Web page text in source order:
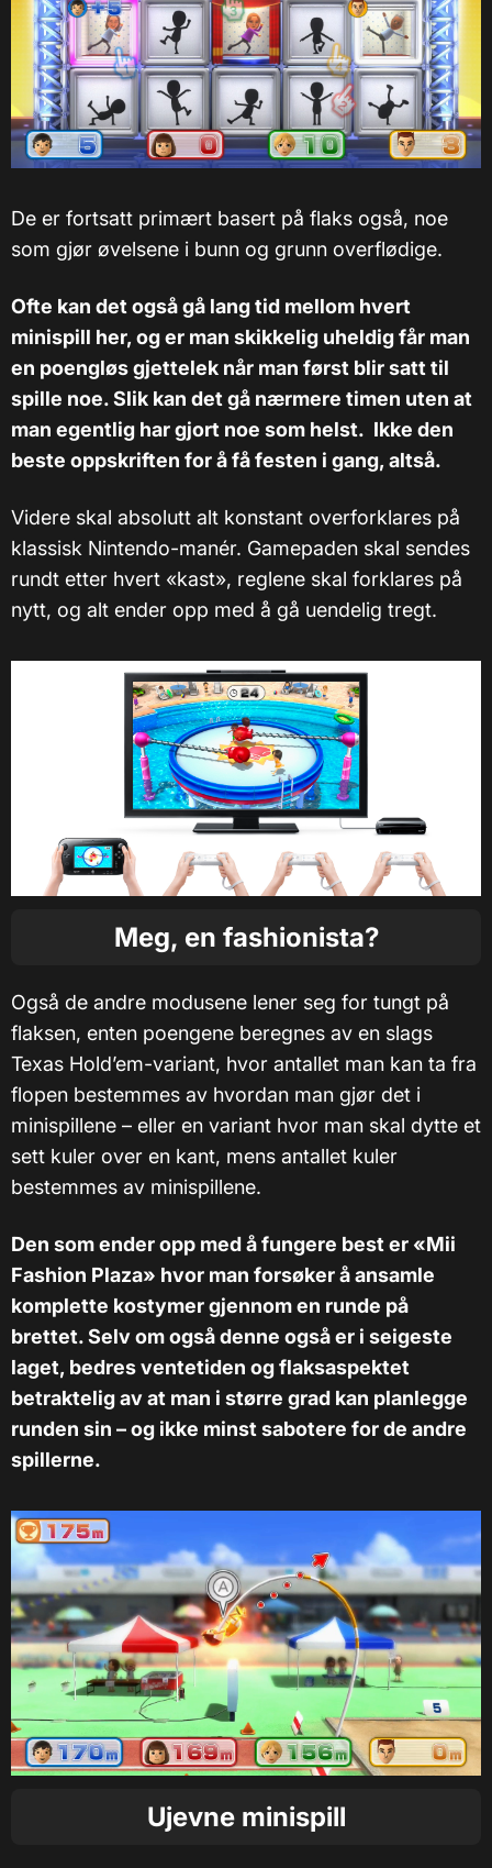
De er fortsatt primært basert på flaks også, noe
som gjør øvelsene i bunn og grunn overflødige.
Ofte kan det også gå lang tid mellom hvert
minispill her, og er man skikkelig uheldig får man
en poengløs gjettelek når man først blir satt til
spille noe. Slik kan det gå nærmere timen uten at
man egentlig har gjort noe som helst. Ikke den
beste oppskriften for å få festen i gang, altså.
Videre skal absolutt alt konstant overforklares på
klassisk Nintendo-manér. Gamepaden skal sendes
rundt etter hvert «kast», reglene skal forklares på
nytt, og alt ender opp med å gå uendelig tregt.
Meg, en fashionista?
Også de andre modusene lener seg for tungt på
flaksen, enten poengene beregnes av en slags
Texas Hold’em-variant, hvor antallet man kan ta fra
flopen bestemmes av hvordan man gjør det i
minispillene – eller en variant hvor man skal dytte et
sett kuler over en kant, mens antallet kuler
bestemmes av minispillene.
Den som ender opp med å fungere best er «Mii
Fashion Plaza» hvor man forsøker å ansamle
komplette kostymer gjennom en runde på
brettet. Selv om også denne også er i seigeste
laget, bedres ventetiden og flaksaspektet
betraktelig av at man i større grad kan planlegge
runden sin – og ikke minst sabotere for de andre
spillerne.
Ujevne minispill